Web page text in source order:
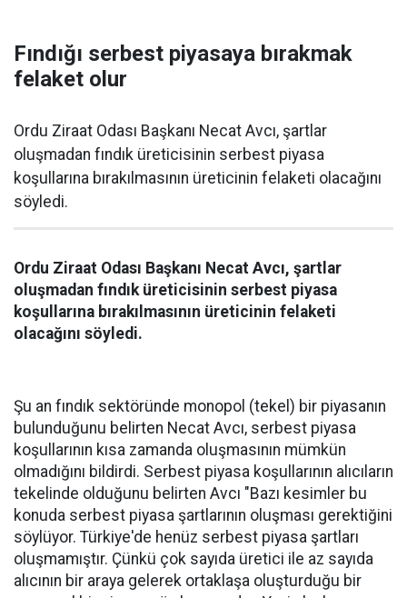
Fındığı serbest piyasaya bırakmak
felaket olur
Ordu Ziraat Odası Başkanı Necat Avcı, şartlar
oluşmadan fındık üreticisinin serbest piyasa
koşullarına bırakılmasının üreticinin felaketi olacağını
söyledi.
Ordu Ziraat Odası Başkanı Necat Avcı, şartlar
oluşmadan fındık üreticisinin serbest piyasa
koşullarına bırakılmasının üreticinin felaketi
olacağını söyledi.
Şu an fındık sektöründe monopol (tekel) bir piyasanın
bulunduğunu belirten Necat Avcı, serbest piyasa
koşullarının kısa zamanda oluşmasının mümkün
olmadığını bildirdi. Serbest piyasa koşullarının alıcıların
tekelinde olduğunu belirten Avcı "Bazı kesimler bu
konuda serbest piyasa şartlarının oluşması gerektiğini
söylüyor. Türkiye'de henüz serbest piyasa şartları
oluşmamıştır. Çünkü çok sayıda üretici ile az sayıda
alıcının bir araya gelerek ortaklaşa oluşturduğu bir